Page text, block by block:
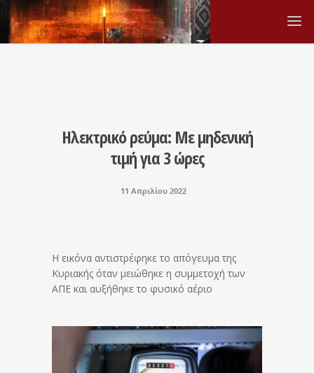
Ηλεκτρικό ρεύμα: Με μηδενική
τιμή για 3 ώρες
11 Απριλίου 2022
Η εικόνα αντιστρέφηκε το απόγευμα της
Κυριακής όταν μειώθηκε η συμμετοχή των
ΑΠΕ και αυξήθηκε το φυσικό αέριο